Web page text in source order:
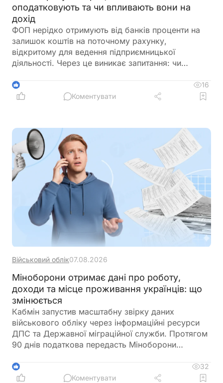
оподатковують та чи впливають вони на
дохід
ФОП нерідко отримують від банків проценти на
залишок коштів на поточному рахунку,
відкритому для ведення підприємницької
діяльності. Через це виникає запитання: чи
підприємницького доходу та сплачувати з них
податки як із доходу ФОП. Податкове
фізичної особи. Саме тому проценти, нараховані
банком на залишок коштів, мають окремий
порядок оподаткування
1
16
Коментувати
Військовий облік07.08.2026
Міноборони отримає дані про роботу,
доходи та місце проживання українців: що
змінюється
Кабмін запустив масштабну звірку даних
військового обліку через інформаційні ресурси
ДПС та Державної міграційної служби. Протягом
90 днів податкова передасть Міноборони
років, включаючи відомості про місце роботи,
доходи та персональні дані. Паралельно ДМС
1
32
Коментувати